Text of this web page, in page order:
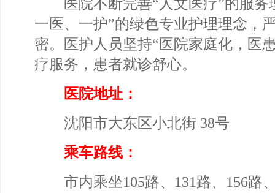
医院不断完善“人文医疗”的服务
一医、一护”的绿色专业护理理念，
密。医护人员坚持“医院家庭化，医
疗服务，患者就诊舒心。
医院地址：
沈阳市大东区小北街 38号
乘车路线：
市内乘坐105路、131路、156路